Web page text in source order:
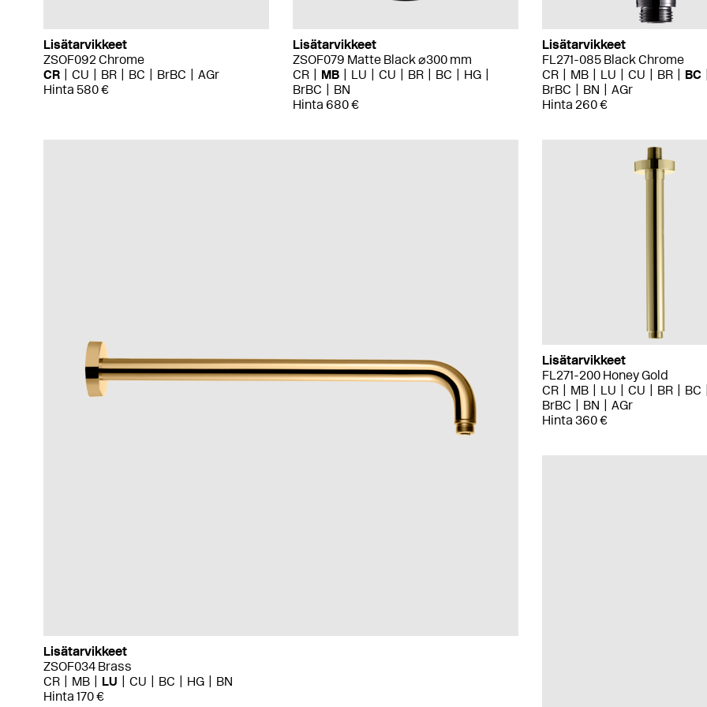
Lisätarvikkeet
ZSOF092 Chrome
CR
CU BR BC BrBC
AGr
Hinta 580 €
Lisätarvikkeet
ZSOF079 Matte Black ⌀300 mm
CR
MB LU CU BR BC
HG
BrBC
BN
Hinta 680 €
Lisätarvikkeet
FL271-085 Black Chrome
CR
MB LU CU BR
BC
BrBC
BN
AGr
Hinta 260 €
Lisätarvikkeet
ZSOF034 Brass
CR
MB LU CU BC HG
BN
Hinta 170 €
Lisätarvikkeet
FL271-200 Honey Gold
CR
MB LU CU BR
BC
BrBC
BN
AGr
Hinta 360 €